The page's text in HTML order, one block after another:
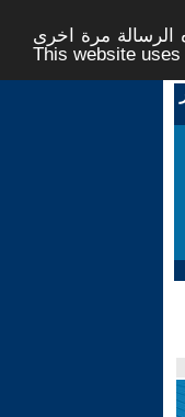
مرة اخرى -
This website